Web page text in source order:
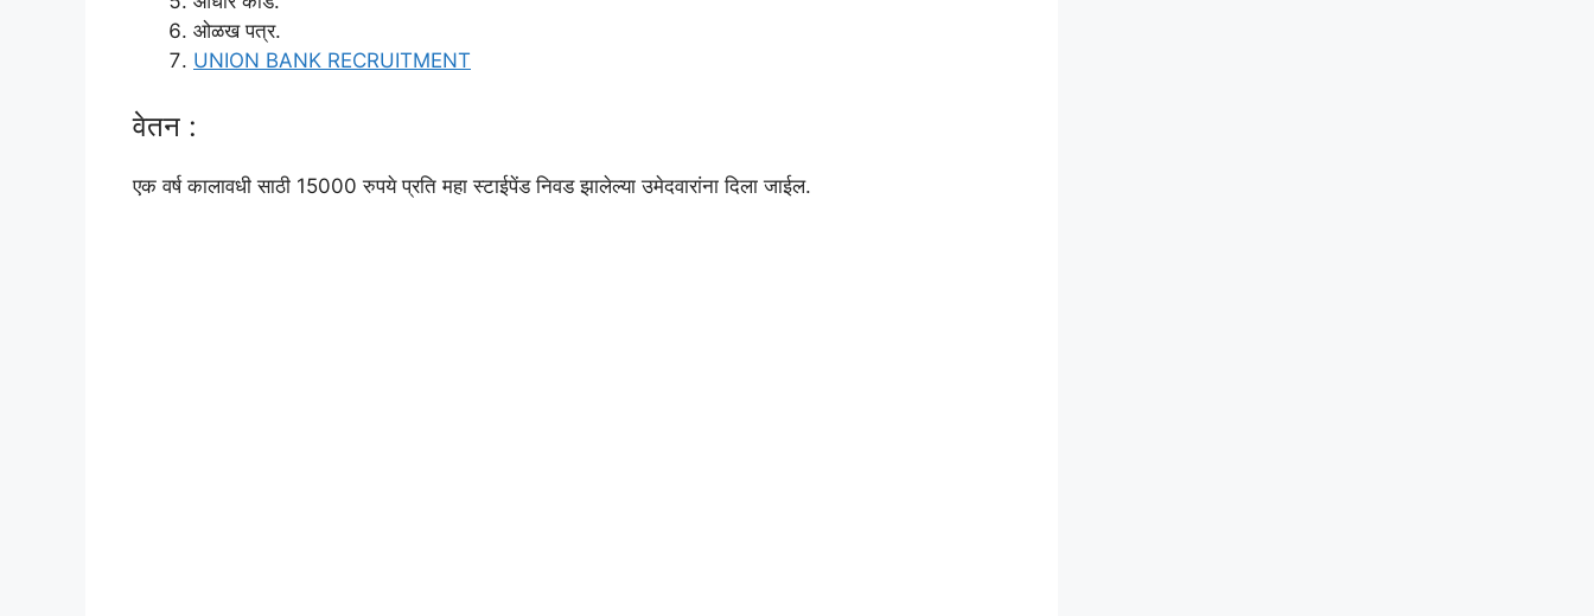
ओळख पत्र.
UNION BANK RECRUITMENT
वेतन :
एक वर्ष कालावधी साठी 15000 रुपये प्रति महा स्टाईपेंड निवड झालेल्या उमेदवारांना दिला जाईल.